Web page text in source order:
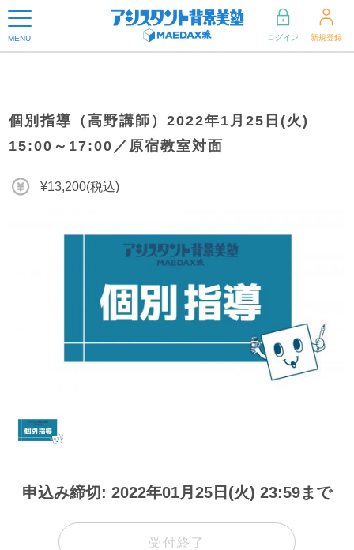
MENU ログイン 新規登録
個別指導（高野講師）2022年1月25日(火)
15:00～17:00／原宿教室対面
¥13,200(税込)
申込み締切: 2022年01月25日(火) 23:59まで
受付終了